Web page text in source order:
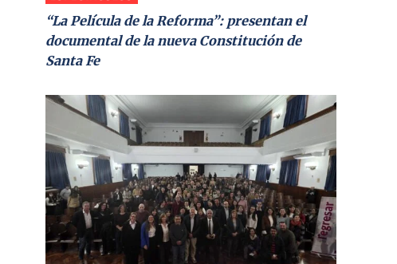
“La Película de la Reforma”: presentan el
documental de la nueva Constitución de
Santa Fe